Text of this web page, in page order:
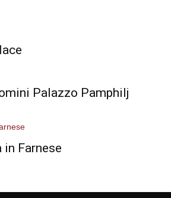
Palazzo Pamphilj
in Farnese